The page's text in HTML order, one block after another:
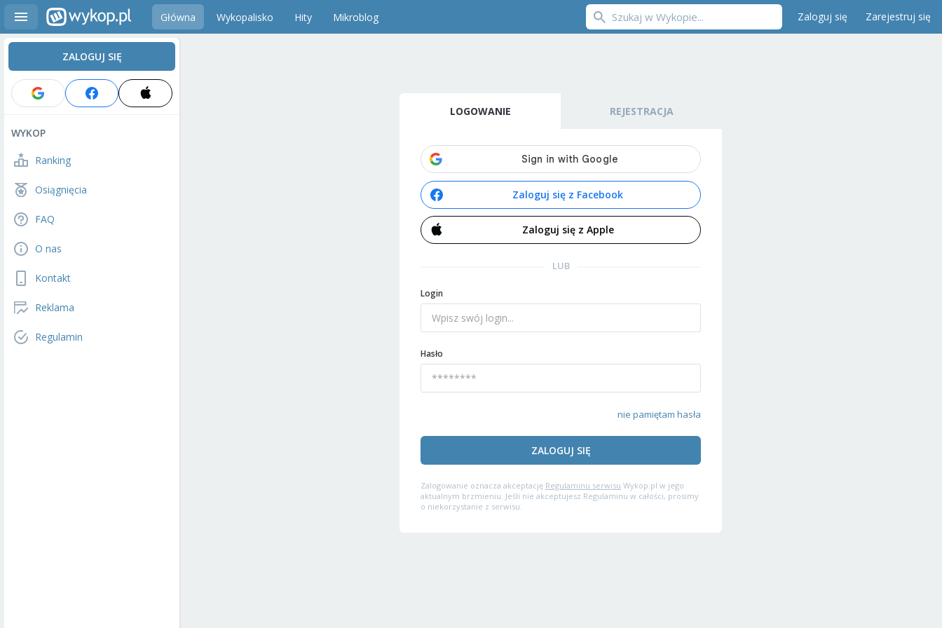
Główna Wykopalisko Hity Mikroblog Zaloguj się Zarejestruj się
ZALOGUJ SIĘ
WYKOP
Ranking
Osiągnięcia
FAQ
O nas
Kontakt
Reklama
Regulamin
LOGOWANIE REJESTRACJA
Zaloguj się z Facebook
Zaloguj się z Apple
LUB
Login
Hasło
nie pamiętam hasła
ZALOGUJ SIĘ
Zalogowanie oznacza akceptację Regulaminu serwisu Wykop.pl w jego
aktualnym brzmieniu. Jeśli nie akceptujesz Regulaminu w całości, prosimy
o niekorzystanie z serwisu.